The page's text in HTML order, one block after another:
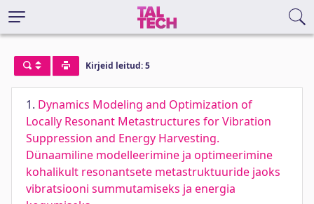
Kirjeid leitud: 5
1. Dynamics Modeling and Optimization of
Locally Resonant Metastructures for Vibration
Suppression and Energy Harvesting.
Dünaamiline modelleerimine ja optimeerimine
kohalikult resonantsete metastruktuuride jaoks
vibratsiooni summutamiseks ja energia